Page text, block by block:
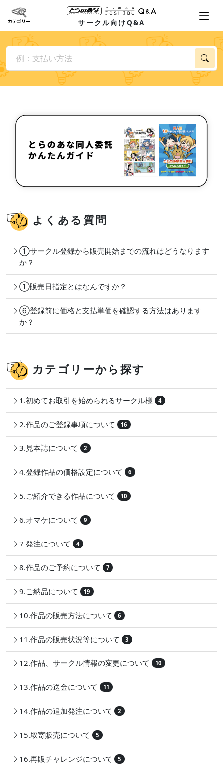
サークル向けQ&A
よくある質問
①サークル登録から販売開始までの流れはどうなります
か？
①販売日指定とはなんですか？
⑥登録前に価格と支払単価を確認する方法はあります
か？
カテゴリーから探す
1.初めてお取引を始められるサークル様 4
2.作品のご登録事項について 16
3.見本誌について 2
4.登録作品の価格設定について 6
5.ご紹介できる作品について 10
6.オマケについて 9
7.発注について 4
8.作品のご予約について 7
9.ご納品について 19
10.作品の販売方法について 6
11.作品の販売状況等について 3
12.作品、サークル情報の変更について 10
13.作品の送金について 11
14.作品の追加発注について 2
15.取寄販売について 5
16.再販チャレンジについて 5